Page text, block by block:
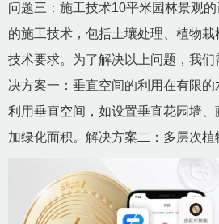
问题三：施工技术10平米园林景观
的施工技术，包括土壤处理、植物
技术要求。为了解决以上问题，我
决方案一：垂直空间的利用在有限
利用垂直空间，如设置垂直花园墙
加绿化面积。解决方案二：多层次植